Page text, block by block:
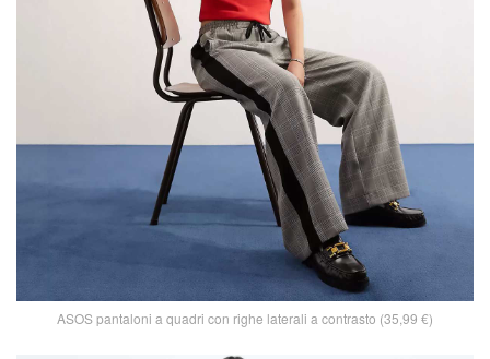
ASOS pantaloni a quadri con righe laterali a contrasto (35,99 €)